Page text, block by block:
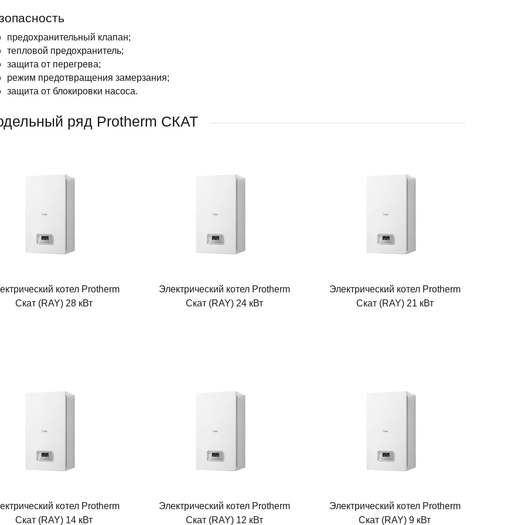
предохранительный клапан;
тепловой предохранитель;
защита от перегрева;
режим предотвращения замерзания;
защита от блокировки насоса.
ряд Protherm СКАТ
котел Protherm
Скат (RAY) 28 кВт
Электрический котел Protherm
Скат (RAY) 24 кВт
Электрический котел Protherm
Скат (RAY) 21 кВт
котел Protherm
Скат (RAY) 14 кВт
Электрический котел Protherm
Скат (RAY) 12 кВт
Электрический котел Protherm
Скат (RAY) 9 кВт